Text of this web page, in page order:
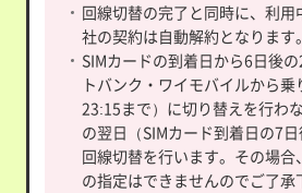
回線切替の完了と同時に、利用
社の契約は自動解約となります。
SIMカードの到着日から6日後
トバンク・ワイモバイルから
23:15まで）に切り替えを行わ
の翌日（SIMカード到着日の7
回線切替を行います。その場合
の指定はできませんのでご了承